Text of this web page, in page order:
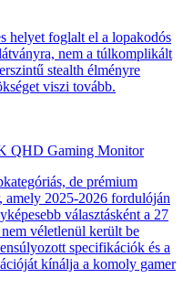
helyet foglalt el a lopakodós
nem a túlkomplikált
stealth élményre
viszi tovább.
QHD Gaming Monitor
de prémium
2025-2026 fordulóján
választásként a 27
véletlenül került be
specifikációk és a
kínálja a komoly gamer